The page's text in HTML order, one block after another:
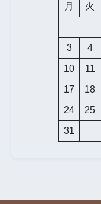
月
火
3 4
10 11
17 18
24 25
31